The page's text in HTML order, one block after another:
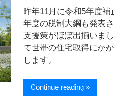
昨年11月に令和5年度
年度の税制大綱も発表
支援策がほぼ出揃いま
て世帯の住宅取得にか
します。
Continue reading »